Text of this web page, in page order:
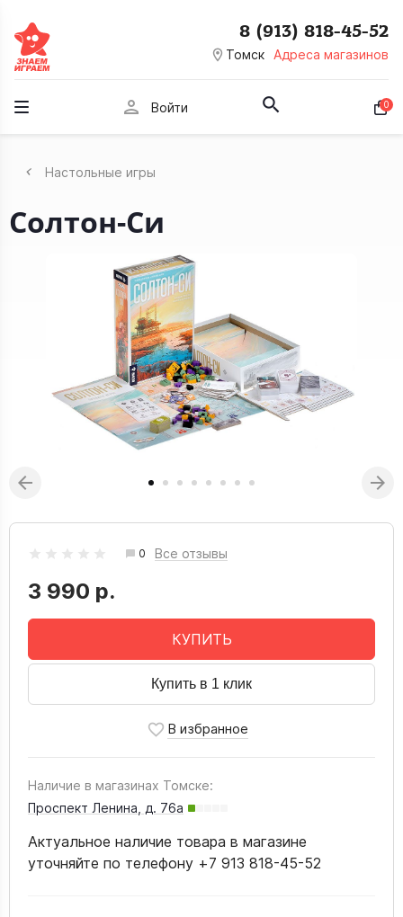
room Томск Адреса магазинов
8 (913) 818-45-52
person Войти 0
Настольные игры
Солтон-Си
0 Все отзывы
3 990 р.
КУПИТЬ
Купить в 1 клик
Наличие в магазинах Томске:
Проспект Ленина, д. 76а
Актуальное наличие товара в магазине
уточняйте по телефону +7 913 818-45-52